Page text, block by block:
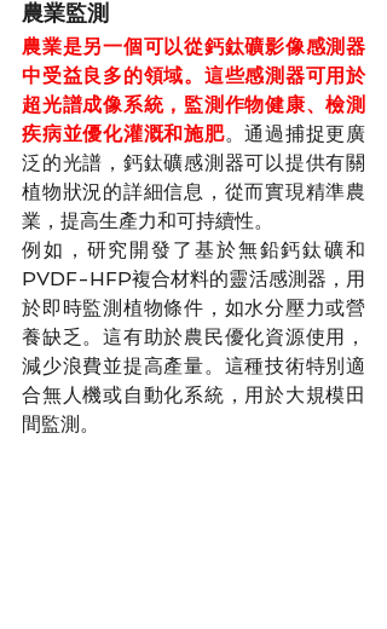
農業監測
農業是另一個可以從鈣鈦礦影像感測器
中受益良多的領域。這些感測器可用於
超光譜成像系統，監測作物健康、檢測
疾病並優化灌溉和施肥。通過捕捉更廣
泛的光譜，鈣鈦礦感測器可以提供有關
植物狀況的詳細信息，從而實現精準農
業，提高生產力和可持續性。
例如，研究開發了基於無鉛鈣鈦礦和
PVDF-HFP複合材料的靈活感測器，用
於即時監測植物條件，如水分壓力或營
養缺乏。這有助於農民優化資源使用，
減少浪費並提高產量。這種技術特別適
合無人機或自動化系統，用於大規模田
間監測。